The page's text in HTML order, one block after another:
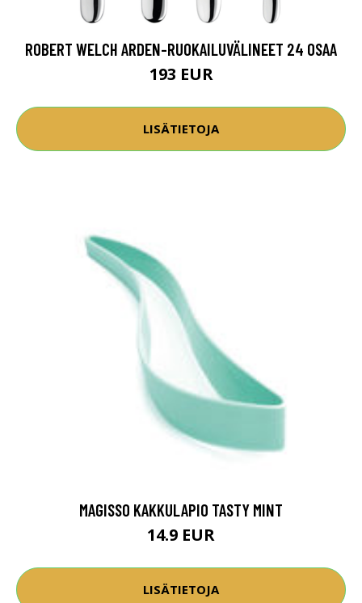
ROBERT WELCH ARDEN-RUOKAILUVÄLINEET 24 OSAA
193 EUR
LISÄTIETOJA
MAGISSO KAKKULAPIO TASTY MINT
14.9 EUR
LISÄTIETOJA